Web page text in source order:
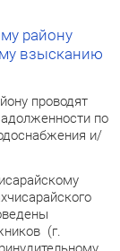
району
взысканию
проводят
по
и/
(г.